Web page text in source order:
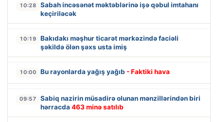
10:28
Sabah incəsənət məktəblərinə işə qəbul imtahanı
keçiriləcək
10:19
Bakıdakı məşhur ticarət mərkəzində faciəli
şəkildə ölən şəxs usta imiş
10:00 Bu rayonlarda yağış yağıb - Faktiki hava
09:57
Sabiq nazirin müsadirə olunan mənzillərindən biri
hərracda 463 minə satılıb